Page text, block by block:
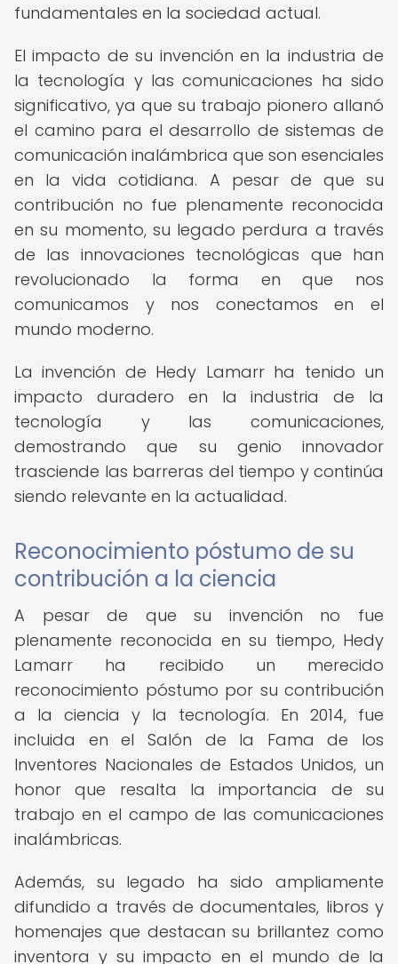
fundamentales en la sociedad actual.
El impacto de su invención en la industria de
la tecnología y las comunicaciones ha sido
significativo, ya que su trabajo pionero allanó
el camino para el desarrollo de sistemas de
comunicación inalámbrica que son esenciales
en la vida cotidiana. A pesar de que su
contribución no fue plenamente reconocida
en su momento, su legado perdura a través
de las innovaciones tecnológicas que han
revolucionado la forma en que nos
comunicamos y nos conectamos en el
mundo moderno.
La invención de Hedy Lamarr ha tenido un
impacto duradero en la industria de la
tecnología y las comunicaciones,
demostrando que su genio innovador
trasciende las barreras del tiempo y continúa
siendo relevante en la actualidad.
Reconocimiento póstumo de su
contribución a la ciencia
A pesar de que su invención no fue
plenamente reconocida en su tiempo, Hedy
Lamarr ha recibido un merecido
reconocimiento póstumo por su contribución
a la ciencia y la tecnología. En 2014, fue
incluida en el Salón de la Fama de los
Inventores Nacionales de Estados Unidos, un
honor que resalta la importancia de su
trabajo en el campo de las comunicaciones
inalámbricas.
Además, su legado ha sido ampliamente
difundido a través de documentales, libros y
homenajes que destacan su brillantez como
inventora y su impacto en el mundo de la